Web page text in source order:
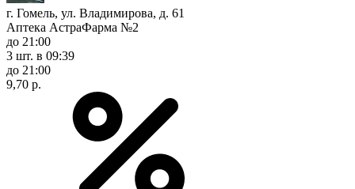
г. Гомель, ул. Владимирова, д. 61
Аптека АстраФарма №2
до 21:00
3 шт. в 09:39
до 21:00
9,70 р.